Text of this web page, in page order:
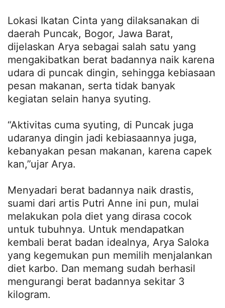
Lokasi Ikatan Cinta yang dilaksanakan di
daerah Puncak, Bogor, Jawa Barat,
dijelaskan Arya sebagai salah satu yang
mengakibatkan berat badannya naik karena
udara di puncak dingin, sehingga kebiasaan
pesan makanan, serta tidak banyak
kegiatan selain hanya syuting.
“Aktivitas cuma syuting, di Puncak juga
udaranya dingin jadi kebiasaannya juga,
kebanyakan pesan makanan, karena capek
kan,”ujar Arya.
Menyadari berat badannya naik drastis,
suami dari artis Putri Anne ini pun, mulai
melakukan pola diet yang dirasa cocok
untuk tubuhnya. Untuk mendapatkan
kembali berat badan idealnya, Arya Saloka
yang kegemukan pun memilih menjalankan
diet karbo. Dan memang sudah berhasil
mengurangi berat badannya sekitar 3
kilogram.